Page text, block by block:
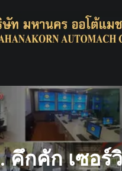
คึกคัก เซอร์